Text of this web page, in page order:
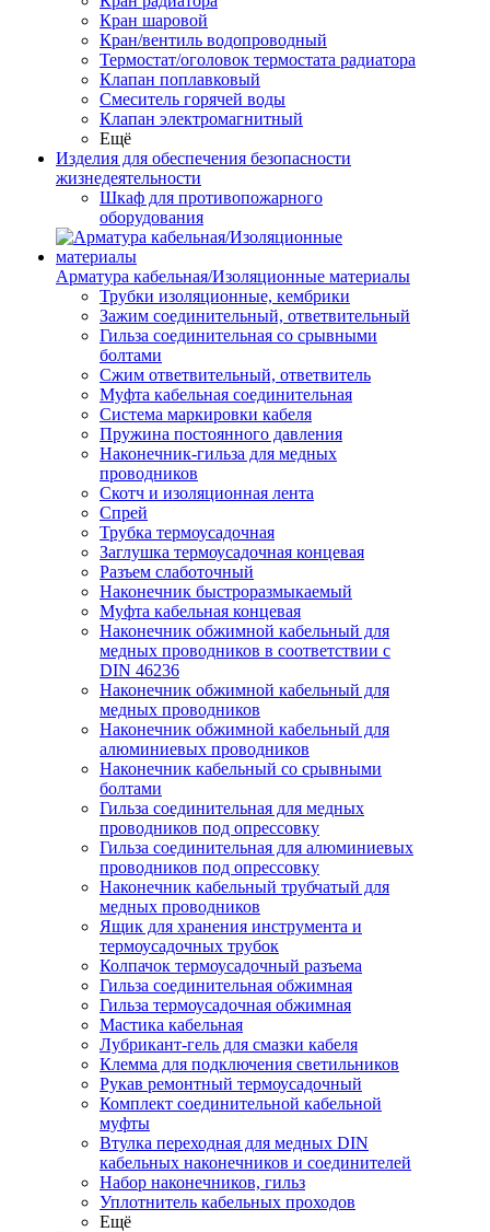
Кран шаровой
Кран/вентиль водопроводный
Термостат/оголовок термостата радиатора
Клапан поплавковый
Смеситель горячей воды
Клапан электромагнитный
Ещё
Изделия для обеспечения безопасности
жизнедеятельности
Шкаф для противопожарного
оборудования
Арматура кабельная/Изоляционные материалы
Трубки изоляционные, кембрики
Зажим соединительный, ответвительный
Гильза соединительная со срывными
болтами
Сжим ответвительный, ответвитель
Муфта кабельная соединительная
Система маркировки кабеля
Пружина постоянного давления
Наконечник-гильза для медных
проводников
Скотч и изоляционная лента
Спрей
Трубка термоусадочная
Заглушка термоусадочная концевая
Разъем слаботочный
Наконечник быстроразмыкаемый
Муфта кабельная концевая
Наконечник обжимной кабельный для
медных проводников в соответствии с
DIN 46236
Наконечник обжимной кабельный для
медных проводников
Наконечник обжимной кабельный для
алюминиевых проводников
Наконечник кабельный со срывными
болтами
Гильза соединительная для медных
проводников под опрессовку
Гильза соединительная для алюминиевых
проводников под опрессовку
Наконечник кабельный трубчатый для
медных проводников
Ящик для хранения инструмента и
термоусадочных трубок
Колпачок термоусадочный разъема
Гильза соединительная обжимная
Гильза термоусадочная обжимная
Мастика кабельная
Лубрикант-гель для смазки кабеля
Клемма для подключения светильников
Рукав ремонтный термоусадочный
Комплект соединительной кабельной
муфты
Втулка переходная для медных DIN
кабельных наконечников и соединителей
Набор наконечников, гильз
Уплотнитель кабельных проходов
Ещё